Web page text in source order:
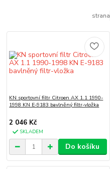
strana
KN sportovní filtr Citroen AX 1.1 1990-
1998 KN E-9183 bavlněný filtr-vložka
2 046 Kč
SKLADEM
Do košíku